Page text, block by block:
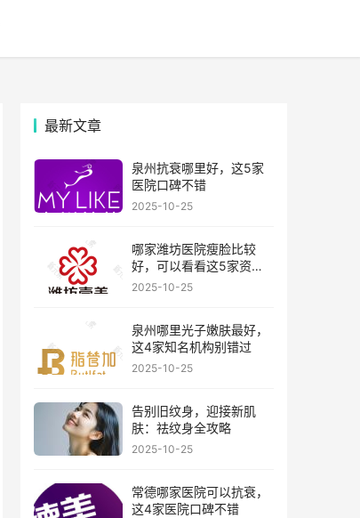
最新文章
泉州抗衰哪里好，这5家
医院口碑不错
2025-10-25
哪家潍坊医院瘦脸比较
好，可以看看这5家资历
比较老的机构
2025-10-25
泉州哪里光子嫩肤最好，
这4家知名机构别错过
2025-10-25
告别旧纹身，迎接新肌
肤：祛纹身全攻略
2025-10-25
常德哪家医院可以抗衰，
这4家医院口碑不错